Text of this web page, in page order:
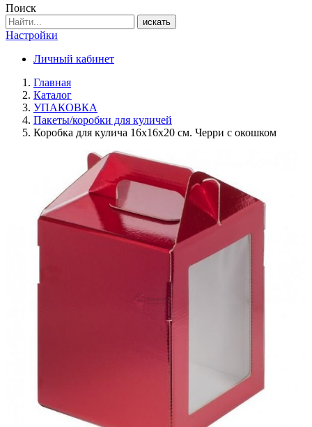
Поиск
искать
Настройки
Личный кабинет
Главная
Каталог
УПАКОВКА
Пакеты/коробки для куличей
Коробка для кулича 16х16х20 см. Черри с окошком